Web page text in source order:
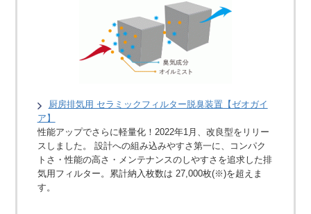
厨房排気用 セラミックフィルター脱臭装置【ゼオガイ
ア】
性能アップでさらに軽量化！2022年1月、改良型をリリー
スしました。 設計への組み込みやすさ第一に、コンパク
トさ・性能の高さ・メンテナンスのしやすさを追求した排
気用フィルター。累計納入枚数は 27,000枚(※)を超えま
す。